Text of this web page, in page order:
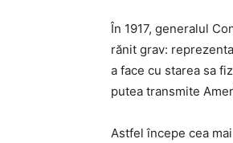
În 1917, generalul
rănit grav:
a face cu starea sa
putea transmite
Astfel începe cea